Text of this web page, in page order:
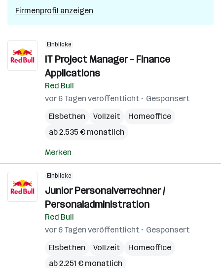
Firmenprofil anzeigen
Einblicke
IT Project Manager – Finance
Applications
Red Bull
vor 6 Tagen veröffentlicht
Gesponsert
Elsbethen
Vollzeit
Homeoffice
ab 2.535 € monatlich
Merken
Einblicke
Junior Personalverrechner /
Personaladministration
Red Bull
vor 6 Tagen veröffentlicht
Gesponsert
Elsbethen
Vollzeit
Homeoffice
ab 2.251 € monatlich